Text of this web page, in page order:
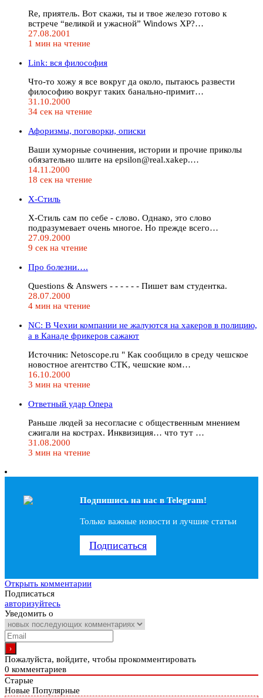
Re, приятель. Вот скажи, ты и твое железо готово к
встрече “великой и ужасной” Windows XP?…
27.08.2001
1 мин на чтение
Link: вся философия
Что-то хожу я все вокруг да около, пытаюсь развести
философию вокруг таких банально-примит…
31.10.2000
34 сек на чтение
Афоризмы, поговорки, описки
Ваши хуморные сочинения, истории и прочие приколы
обязательно шлите на epsilon@real.xakep.…
14.11.2000
18 сек на чтение
Х-Стиль
Х-Стиль сам по себе - слово. Однако, это слово
подразумевает очень многое. Но прежде всего…
27.09.2000
9 сек на чтение
Про болезни….
Questions & Answers - - - - - - Пишет вам студентка.
28.07.2000
4 мин на чтение
NC: В Чехии компании не жалуются на хакеров в полицию,
а в Канаде фрикеров сажают
Истoчник: Netoscope.ru " Как сообщило в среду чешское
новостное агентство CTK, чешские ком…
16.10.2000
3 мин на чтение
Ответный удар Опера
Раньше людей за несогласие с общественным мнением
сжигали на кострах. Инквизиция… что тут …
31.08.2000
3 мин на чтение
Подпишись на наc в Telegram!
Только важные новости и лучшие статьи
Подписаться
Открыть комментарии
Подписаться
авторизуйтесь
Уведомить о
Пожалуйста, войдите, чтобы прокомментировать
0 комментариев
Старые
Новые Популярные